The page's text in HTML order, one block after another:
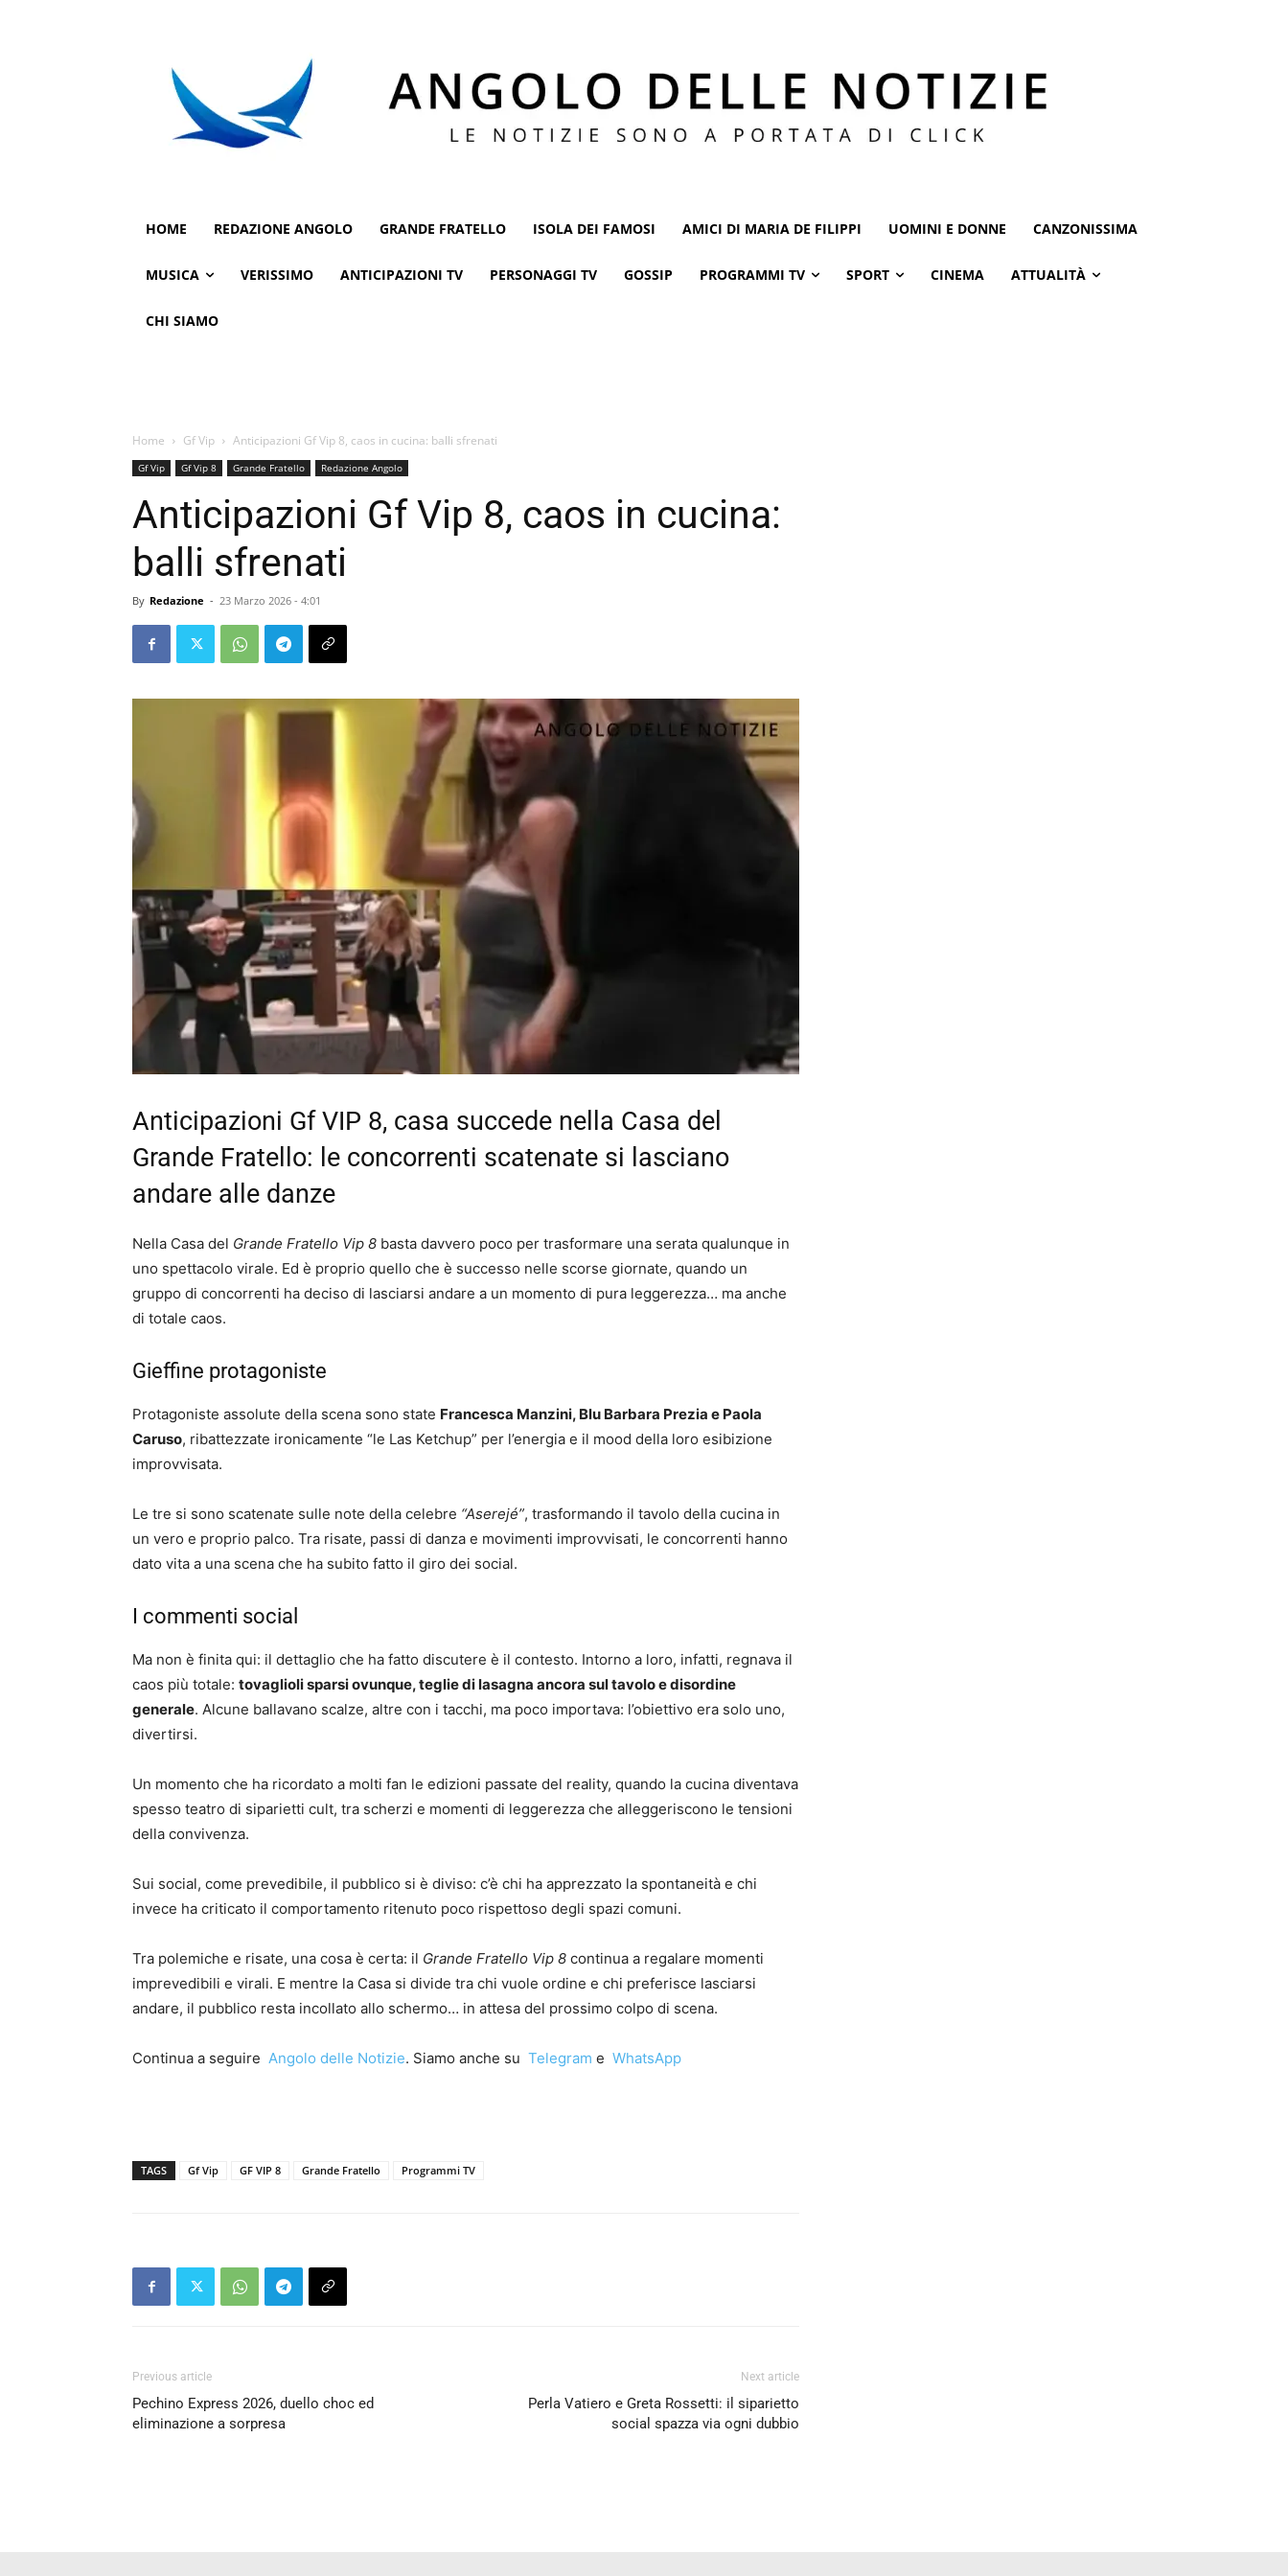
HOME REDAZIONE ANGOLO GRANDE FRATELLO ISOLA DEI FAMOSI AMICI DI MARIA DE FILIPPI UOMINI E DONNE CANZONISSIMA
MUSICA VERISSIMO ANTICIPAZIONI TV PERSONAGGI TV GOSSIP PROGRAMMI TV SPORT CINEMA ATTUALITÀ
CHI SIAMO
Home Gf Vip Anticipazioni Gf Vip 8, caos in cucina: balli sfrenati
Gf Vip Gf Vip 8 Grande Fratello Redazione Angolo
Anticipazioni Gf Vip 8, caos in cucina:
balli sfrenati
By Redazione - 23 Marzo 2026 - 4:01
Anticipazioni Gf VIP 8, casa succede nella Casa del
Grande Fratello: le concorrenti scatenate si lasciano
andare alle danze
Nella Casa del Grande Fratello Vip 8 basta davvero poco per trasformare una serata qualunque in
uno spettacolo virale. Ed è proprio quello che è successo nelle scorse giornate, quando un
gruppo di concorrenti ha deciso di lasciarsi andare a un momento di pura leggerezza… ma anche
di totale caos.
Gieffine protagoniste
Protagoniste assolute della scena sono state Francesca Manzini, Blu Barbara Prezia e Paola
Caruso, ribattezzate ironicamente “le Las Ketchup” per l’energia e il mood della loro esibizione
improvvisata.
Le tre si sono scatenate sulle note della celebre “Aserejé”, trasformando il tavolo della cucina in
un vero e proprio palco. Tra risate, passi di danza e movimenti improvvisati, le concorrenti hanno
dato vita a una scena che ha subito fatto il giro dei social.
I commenti social
Ma non è finita qui: il dettaglio che ha fatto discutere è il contesto. Intorno a loro, infatti, regnava il
caos più totale: tovaglioli sparsi ovunque, teglie di lasagna ancora sul tavolo e disordine
generale. Alcune ballavano scalze, altre con i tacchi, ma poco importava: l’obiettivo era solo uno,
divertirsi.
Un momento che ha ricordato a molti fan le edizioni passate del reality, quando la cucina diventava
spesso teatro di siparietti cult, tra scherzi e momenti di leggerezza che alleggeriscono le tensioni
della convivenza.
Sui social, come prevedibile, il pubblico si è diviso: c’è chi ha apprezzato la spontaneità e chi
invece ha criticato il comportamento ritenuto poco rispettoso degli spazi comuni.
Tra polemiche e risate, una cosa è certa: il Grande Fratello Vip 8 continua a regalare momenti
imprevedibili e virali. E mentre la Casa si divide tra chi vuole ordine e chi preferisce lasciarsi
andare, il pubblico resta incollato allo schermo… in attesa del prossimo colpo di scena.
Continua a seguire Angolo delle Notizie. Siamo anche su Telegram e WhatsApp
TAGS Gf Vip GF VIP 8 Grande Fratello Programmi TV
Previous article
Pechino Express 2026, duello choc ed
eliminazione a sorpresa
Next article
Perla Vatiero e Greta Rossetti: il siparietto
social spazza via ogni dubbio